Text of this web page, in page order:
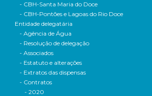
- CBH-Santa Maria do Doce
- CBH-Pontões e Lagoas do Rio Doce
Entidade delegatária
- Agência de Água
- Resolução de delegação
- Associados
- Estatuto e alterações
- Extratos das dispensas
- Contratos
- 2020